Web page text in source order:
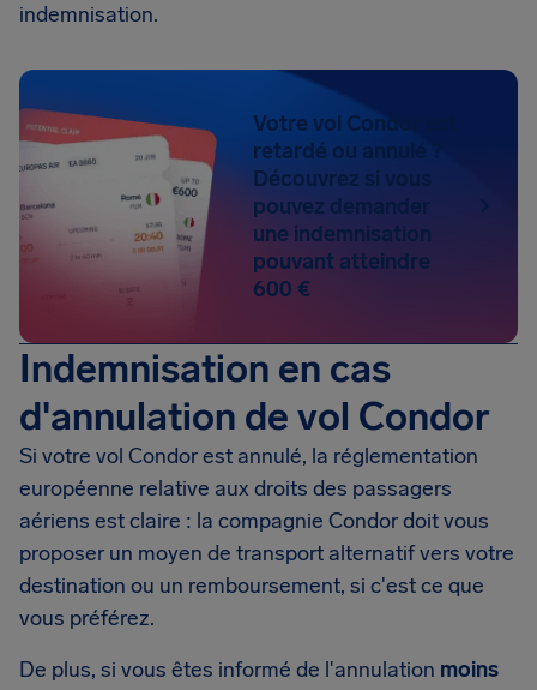
indemnisation.
Votre vol Condor est
retardé ou annulé ?
Découvrez si vous
pouvez demander
une indemnisation
pouvant atteindre
600 €
Indemnisation en cas
d'annulation de vol Condor
Si votre vol Condor est annulé, la réglementation
européenne relative aux droits des passagers
aériens est claire : la compagnie Condor doit vous
proposer un moyen de transport alternatif vers votre
destination ou un remboursement, si c'est ce que
vous préférez.
De plus, si vous êtes informé de l'annulation moins